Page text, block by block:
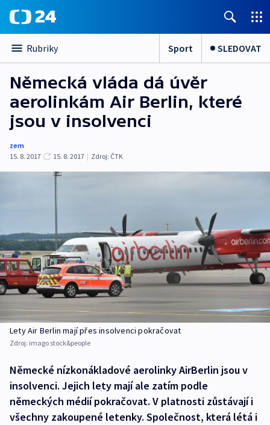
Rubriky Sport SLEDOVAT
Německá vláda dá úvěr
aerolinkám Air Berlin, které
jsou v insolvenci
zem
15. 8. 2017
15. 8. 2017 | Zdroj: ČTK
Lety Air Berlin mají přes insolvenci pokračovat
Zdroj: imago stock&people
Německé nízkonákladové aerolinky AirBerlin jsou v
insolvenci. Jejich lety mají ale zatím podle
německých médií pokračovat. V platnosti zůstávají i
všechny zakoupené letenky. Společnost, která létá i